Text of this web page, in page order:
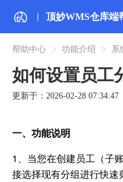
顶妙WMS仓库端
帮助中心 功能介绍 系
如何设置员工
更新于：2026-02-28 07:34:47
一、功能说明
1、当您在创建员工（子
接选择现有分组进行快